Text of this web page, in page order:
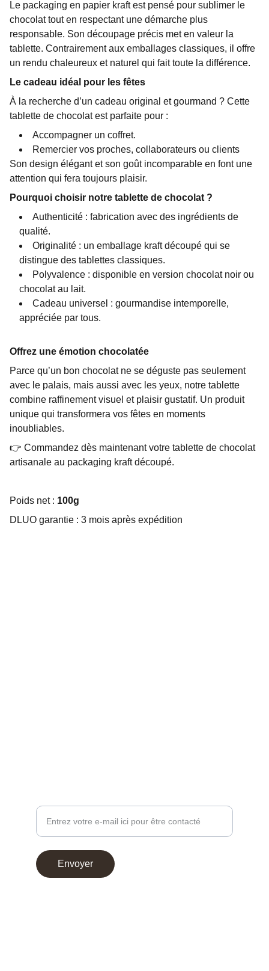
Le packaging en papier kraft est pensé pour sublimer le
chocolat tout en respectant une démarche plus
responsable. Son découpage précis met en valeur la
tablette. Contrairement aux emballages classiques, il offre
un rendu chaleureux et naturel qui fait toute la différence.
Le cadeau idéal pour les fêtes
À la recherche d’un cadeau original et gourmand ? Cette
tablette de chocolat est parfaite pour :
Accompagner un coffret.
Remercier vos proches, collaborateurs ou clients
Son design élégant et son goût incomparable en font une
attention qui fera toujours plaisir.
Pourquoi choisir notre tablette de chocolat ?
Authenticité : fabrication avec des ingrédients de
qualité.
Originalité : un emballage kraft découpé qui se
distingue des tablettes classiques.
Polyvalence : disponible en version chocolat noir ou
chocolat au lait.
Cadeau universel : gourmandise intemporelle,
appréciée par tous.
Offrez une émotion chocolatée
Parce qu’un bon chocolat ne se déguste pas seulement
avec le palais, mais aussi avec les yeux, notre tablette
combine raffinement visuel et plaisir gustatif. Un produit
unique qui transformera vos fêtes en moments
inoubliables.
👉 Commandez dès maintenant votre tablette de chocolat
artisanale au packaging kraft découpé.
Poids net : 100g
DLUO garantie : 3 mois après expédition
Envoyer